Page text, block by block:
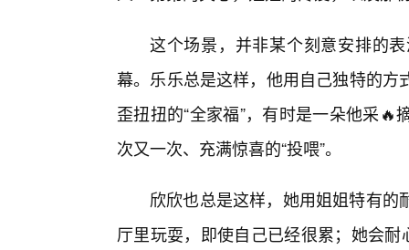
这个场景，并非某个刻意安排的
幕。乐乐总是这样，他用自己独特的
歪扭扭的“全家福”，有时是一朵他采
次又一次、充满惊喜的“投喂”。
欣欣也总是这样，她用姐姐特有
厅里玩耍，即使自己已经很累；她会